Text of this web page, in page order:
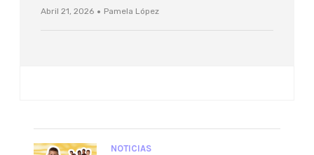
Abril 21, 2026 · Pamela López
NOTICIAS